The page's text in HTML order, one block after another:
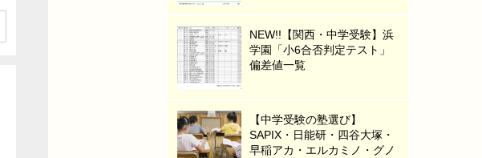
NEW!!【関西・中学受験】浜
学園「小6合否判定テスト」
偏差値一覧
【中学受験の塾選び】
SAPIX・日能研・四谷大塚・
早稲アカ・エルカミノ・グノ